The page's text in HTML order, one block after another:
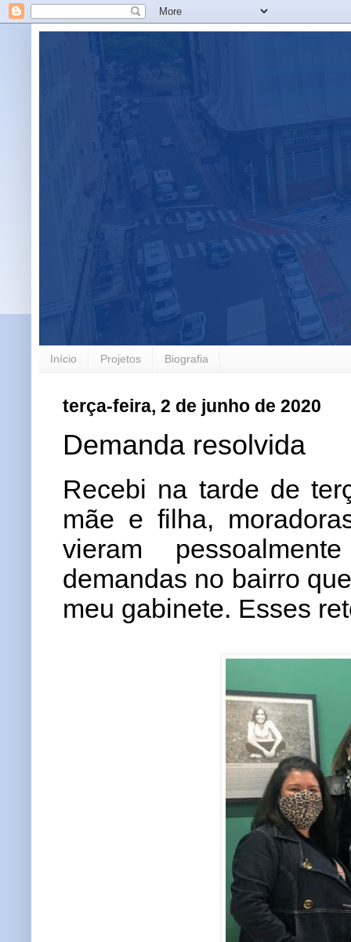
Início Projetos Biografia
terça-feira, 2 de junho de 2020
Demanda resolvida
Recebi na tarde de
mãe e filha,
vieram
demandas no bairro
meu gabinete. Esses